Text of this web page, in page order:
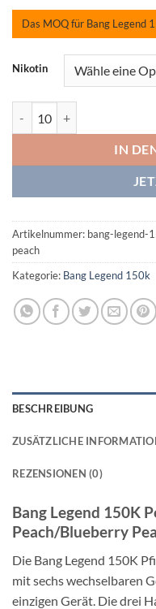
Das MOQ für Bang Legend
Nikotin
IN
Artikelnummer: bang-legend-
peach
Kategorie: Bang Legend 150k
BESCHREIBUNG
ZUSÄTZLICHE
REZENSIONEN (0)
Bang Legend 150K
Peach/Blueberry
Die Bang Legend 150K
mit sechs wechselbaren
einzigen Gerät. Die drei